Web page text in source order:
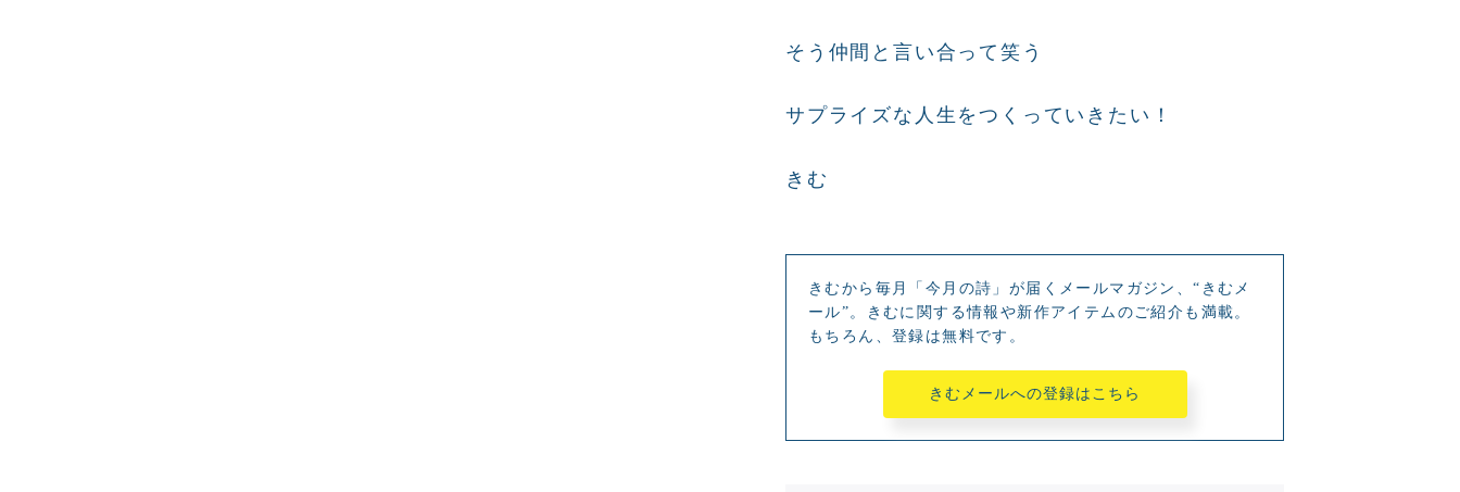
そう仲間と言い合って笑う
サプライズな人生をつくっていきたい！
きむ
きむから毎月「今月の詩」が届くメールマガジン、“きむメ
ール”。きむに関する情報や新作アイテムのご紹介も満載。
もちろん、登録は無料です。
きむメールへの登録はこちら